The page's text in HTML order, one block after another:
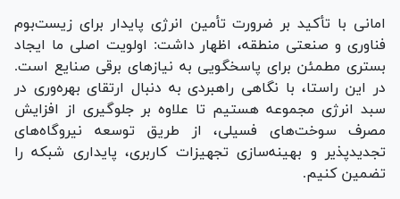
امانی با تأکید بر ضرورت تأمین انرژی پایدار برای زیست‌بوم
فناوری و صنعتی منطقه، اظهار داشت: اولویت اصلی ما ایجاد
بستری مطمئن برای پاسخگویی به نیاز‌های برقی صنایع است.
در این راستا، با نگاهی راهبردی به دنبال ارتقای بهره‌وری در
سبد انرژی مجموعه هستیم تا علاوه بر جلوگیری از افزایش
مصرف سوخت‌های فسیلی، از طریق توسعه نیروگاه‌های
تجدیدپذیر و بهینه‌سازی تجهیزات کاربری، پایداری شبکه را
تضمین کنیم.